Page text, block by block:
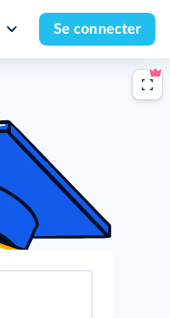
Se connecter